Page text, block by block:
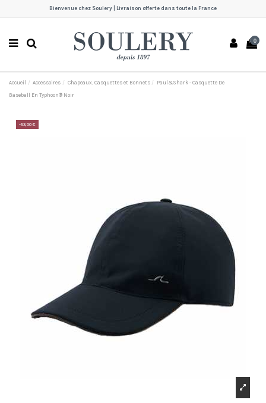
Bienvenue chez Soulery | Livraison offerte dans toute la France
0
Accueil Accessoires Chapeaux, Casquettes et Bonnets Paul&Shark - Casquette De
Baseball En Typhoon® Noir
-53,00 €